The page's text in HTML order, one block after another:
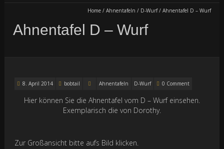
Home/ Ahnentafeln / D-Wurf/ Ahnentafel D – Wurf
Ahnentafel D – Wurf
8. April 2014 bobtail Ahnentafeln D-Wurf 0 Comment
Hier können Sie die Ahnentafel vom D – Wurf einsehen.
Exemplarisch die von Dorothy.
Zur Großansicht bitte aufs Bild klicken.